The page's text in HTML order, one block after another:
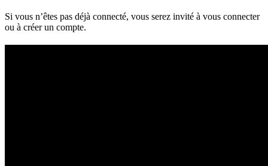
Si vous n’êtes pas déjà connecté, vous serez invité à vous connecter
ou à créer un compte.